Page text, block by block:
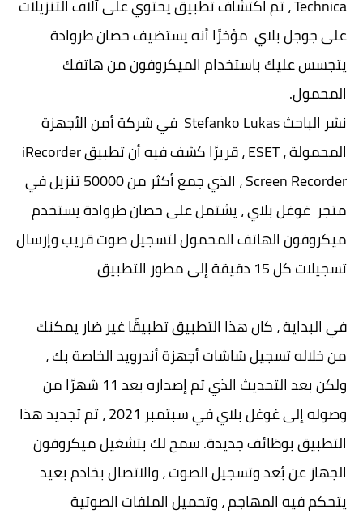
Technica ، تم اكتشاف تطبيق يحتوي على آلاف التنزيلات
على جوجل بلاي مؤخرًا أنه يستضيف حصان طروادة
يتجسس عليك باستخدام الميكروفون من هاتفك
المحمول.
نشر الباحث Stefanko Lukas في شركة أمن الأجهزة
المحمولة ، ESET ، قريرًا كشف فيه أن تطبيق iRecorder
Screen Recorder ، الذي جمع أكثر من 50000 تنزيل في
متجر غوغل بلاي ، يشتمل على حصان طروادة يستخدم
ميكروفون الهاتف المحمول لتسجيل صوت قريب وإرسال
تسجيلات كل 15 دقيقة إلى مطور التطبيق
في البداية ، كان هذا التطبيق تطبيقًا غير ضار يمكنك
من خلاله تسجيل شاشات أجهزة أندرويد الخاصة بك ،
ولكن بعد التحديث الذي تم إصداره بعد 11 شهرًا من
وصوله إلى غوغل بلاي في سبتمبر 2021 ، تم تجديد هذا
التطبيق بوظائف جديدة. سمح لك بتشغيل ميكروفون
الجهاز عن بُعد وتسجيل الصوت ، والاتصال بخادم بعيد
يتحكم فيه المهاجم ، وتحميل الملفات الصوتية